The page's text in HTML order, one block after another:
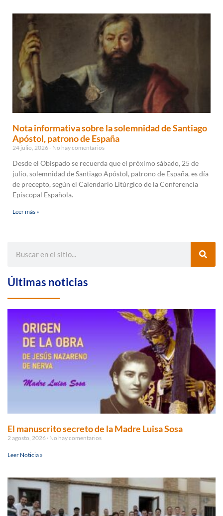
Nota informativa sobre la solemnidad de Santiago
Apóstol, patrono de España
24 julio, 2026 No hay comentarios
Desde el Obispado se recuerda que el próximo sábado, 25 de
julio, solemnidad de Santiago Apóstol, patrono de España, es día
de precepto, según el Calendario Litúrgico de la Conferencia
Episcopal Española.
Leer más »
Últimas noticias
El manuscrito secreto de la Madre Luisa Sosa
2 agosto, 2026 No hay comentarios
Leer Noticia »